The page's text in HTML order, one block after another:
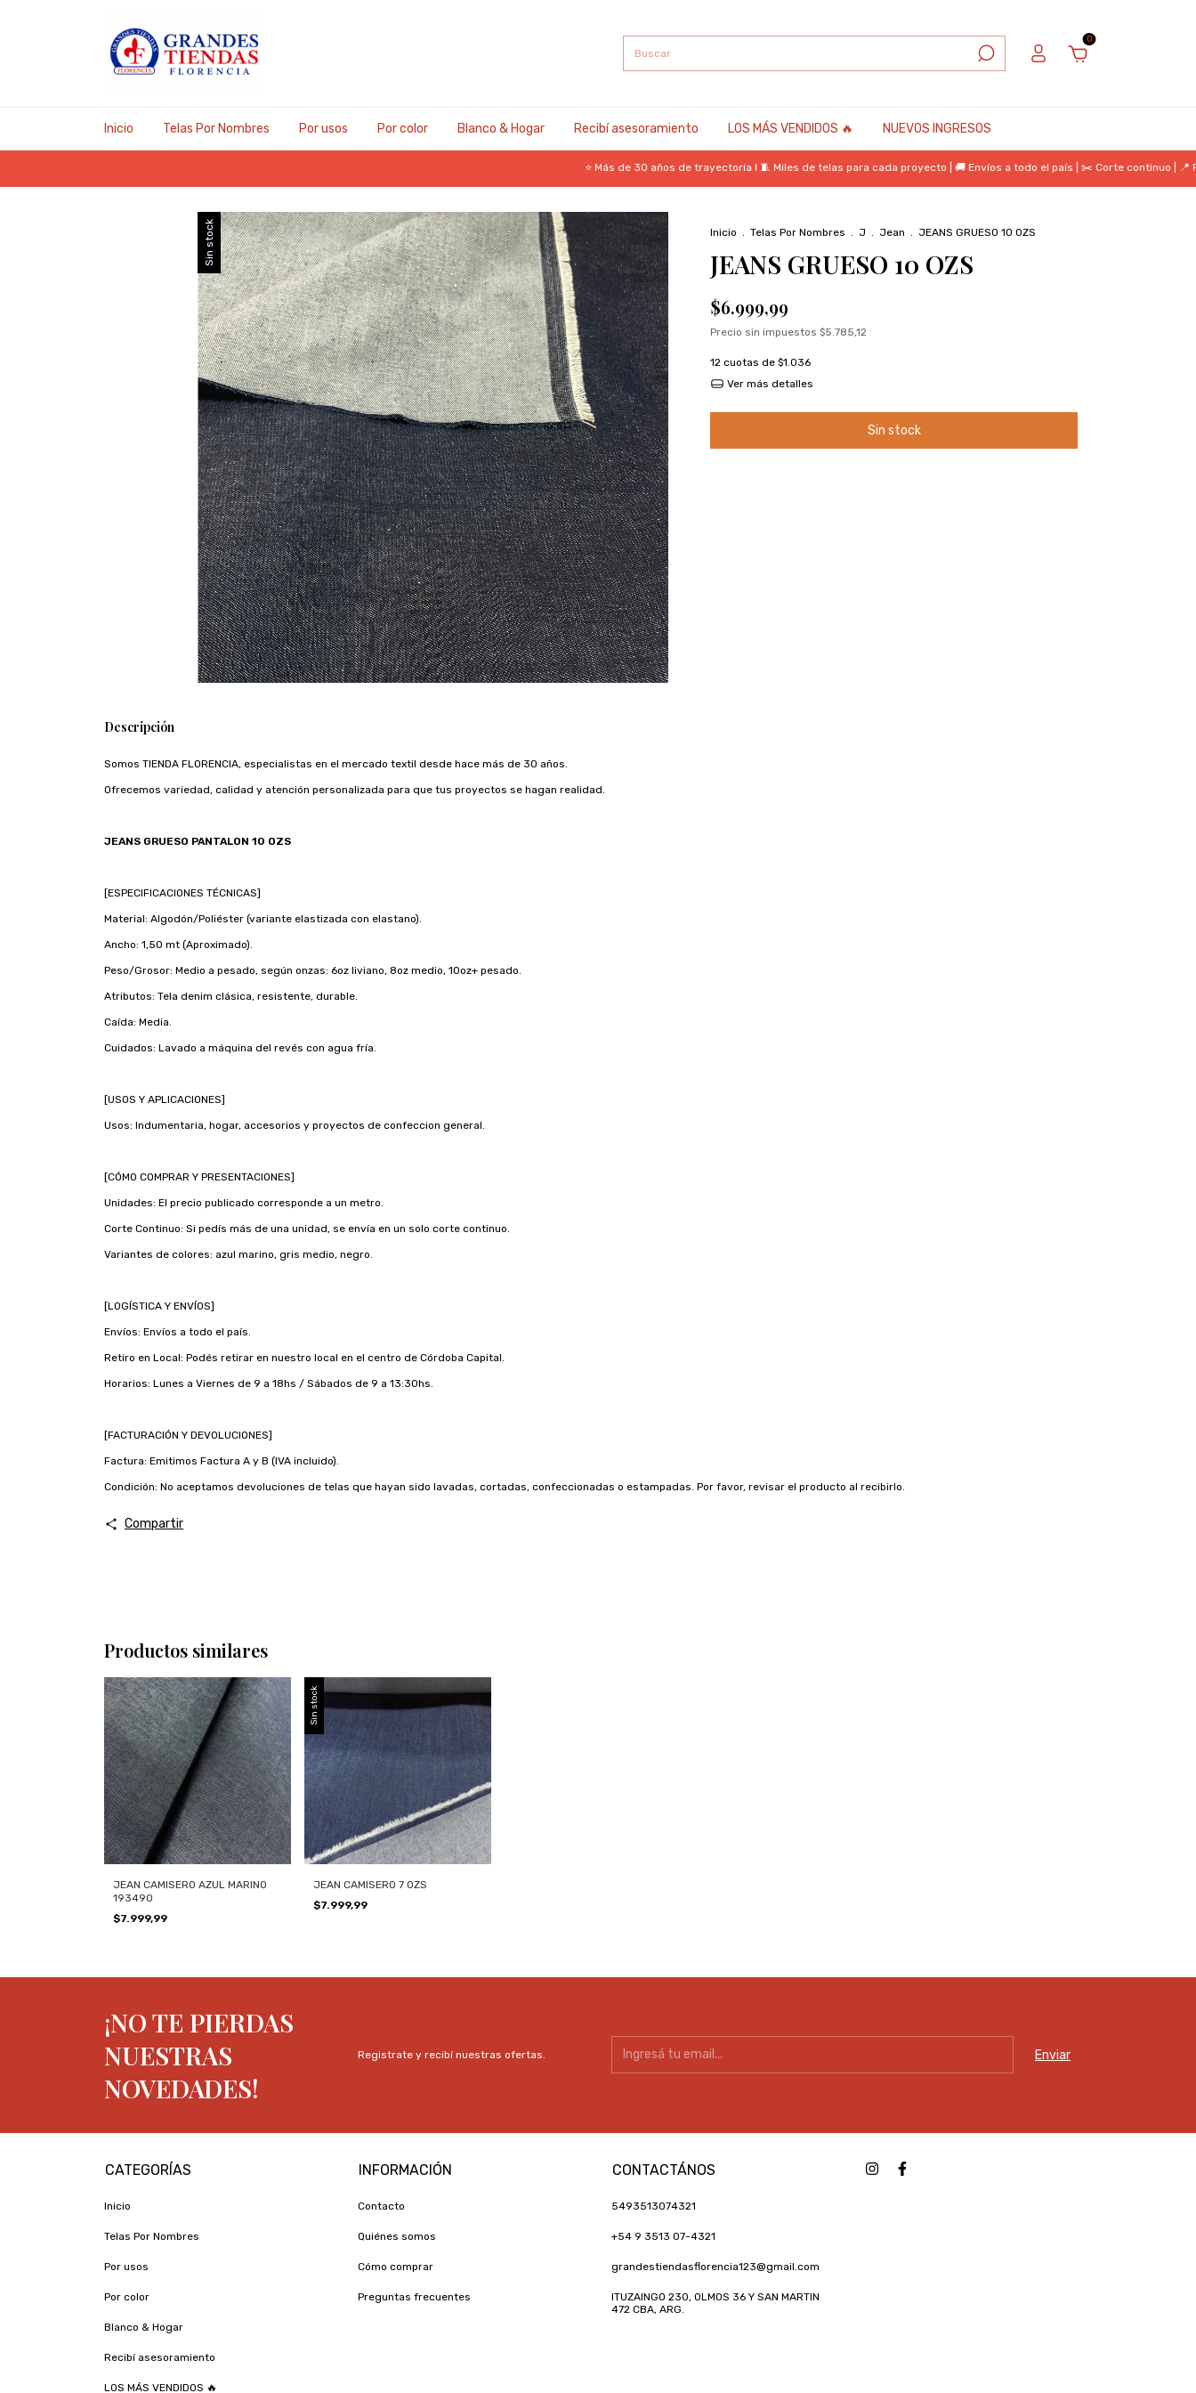
0
Inicio Telas Por Nombres Por usos Por color Blanco & Hogar Recibí asesoramiento LOS MÁS VENDIDOS 🔥 NUEVOS INGRESOS
⭐ Más de 30 años de trayectoria I 🧵 Miles de telas para cada proyecto | 🚚 Envíos a todo el país | ✂️ Corte continuo | 📍 Retiro
Sin stock Inicio . Telas Por Nombres . J . Jean . JEANS GRUESO 10 OZS
JEANS GRUESO 10 OZS
$6.999,99
Precio sin impuestos $5.785,12
12 cuotas de $1.036
Ver más detalles
Descripción
Somos TIENDA FLORENCIA, especialistas en el mercado textil desde hace más de 30 años.
Ofrecemos variedad, calidad y atención personalizada para que tus proyectos se hagan realidad.
JEANS GRUESO PANTALON 10 OZS
[ESPECIFICACIONES TÉCNICAS]
Material: Algodón/Poliéster (variante elastizada con elastano).
Ancho: 1,50 mt (Aproximado).
Peso/Grosor: Medio a pesado, según onzas: 6oz liviano, 8oz medio, 10oz+ pesado.
Atributos: Tela denim clásica, resistente, durable.
Caída: Media.
Cuidados: Lavado a máquina del revés con agua fría.
[USOS Y APLICACIONES]
Usos: Indumentaria, hogar, accesorios y proyectos de confeccion general.
[CÓMO COMPRAR Y PRESENTACIONES]
Unidades: El precio publicado corresponde a un metro.
Corte Continuo: Si pedís más de una unidad, se envía en un solo corte continuo.
Variantes de colores: azul marino, gris medio, negro.
[LOGÍSTICA Y ENVÍOS]
Envíos: Envíos a todo el país.
Retiro en Local: Podés retirar en nuestro local en el centro de Córdoba Capital.
Horarios: Lunes a Viernes de 9 a 18hs / Sábados de 9 a 13:30hs.
[FACTURACIÓN Y DEVOLUCIONES]
Factura: Emitimos Factura A y B (IVA incluido).
Condición: No aceptamos devoluciones de telas que hayan sido lavadas, cortadas, confeccionadas o estampadas. Por favor, revisar el producto al recibirlo.
Compartir
Productos similares
JEAN CAMISERO AZUL MARINO
193490
$7.999,99
Sin stock
JEAN CAMISERO 7 OZS
$7.999,99
¡NO TE PIERDAS
NUESTRAS
NOVEDADES!
Registrate y recibí nuestras ofertas.
CATEGORÍAS
Inicio
Telas Por Nombres
Por usos
Por color
Blanco & Hogar
Recibí asesoramiento
LOS MÁS VENDIDOS 🔥
INFORMACIÓN
Contacto
Quiénes somos
Cómo comprar
Preguntas frecuentes
CONTACTÁNOS
5493513074321
+54 9 3513 07-4321
grandestiendasflorencia123@gmail.com
ITUZAINGO 230, OLMOS 36 Y SAN MARTIN
472 CBA, ARG.